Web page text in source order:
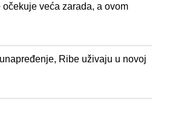
veća zarada, a ovom
Ribe uživaju u novoj